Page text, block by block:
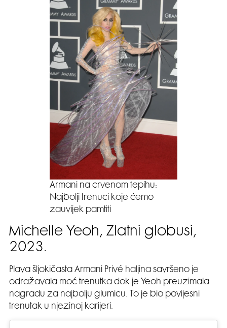
Armani na crvenom tepihu:
Najbolji trenuci koje ćemo
zauvijek pamtiti
Michelle Yeoh, Zlatni globusi,
2023.
Plava šljokičasta Armani Privé haljina savršeno je
odražavala moć trenutka dok je Yeoh preuzimala
nagradu za najbolju glumicu. To je bio povijesni
trenutak u njezinoj karijeri.